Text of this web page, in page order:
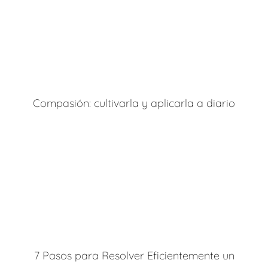
Compasión: cultivarla y aplicarla a diario
7 Pasos para Resolver Eficientemente un